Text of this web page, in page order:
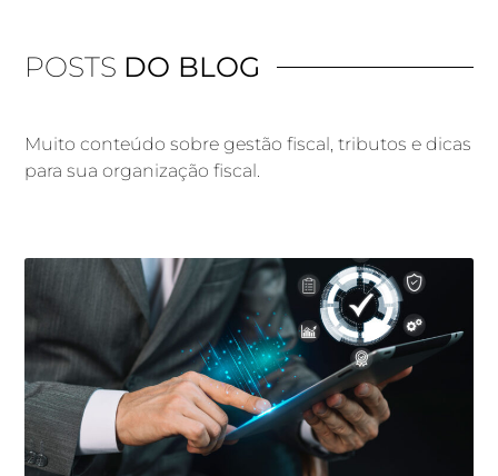
POSTS DO BLOG
Muito conteúdo sobre gestão fiscal, tributos e dicas
para sua organização fiscal.